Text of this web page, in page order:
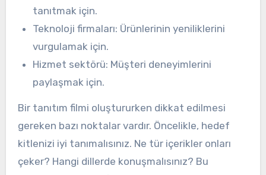
tanıtmak için.
Teknoloji firmaları: Ürünlerinin yeniliklerini
vurgulamak için.
Hizmet sektörü: Müşteri deneyimlerini
paylaşmak için.
Bir tanıtım filmi oluştururken dikkat edilmesi
gereken bazı noktalar vardır. Öncelikle, hedef
kitlenizi iyi tanımalısınız. Ne tür içerikler onları
çeker? Hangi dillerde konuşmalısınız? Bu